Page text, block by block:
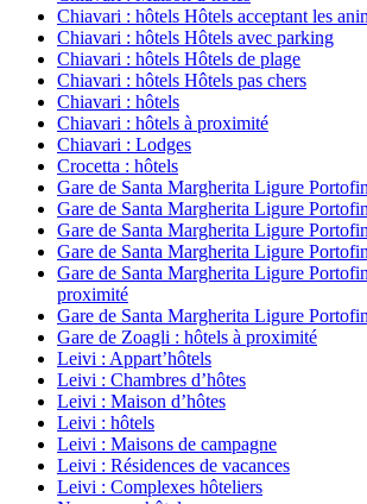
Chiavari : hôtels Hôtels acceptant les
Chiavari : hôtels Hôtels avec parking
Chiavari : hôtels Hôtels de plage
Chiavari : hôtels Hôtels pas chers
Chiavari : hôtels
Chiavari : hôtels à proximité
Chiavari : Lodges
Crocetta : hôtels
Gare de Santa Margherita Ligure
Gare de Santa Margherita Ligure
Gare de Santa Margherita Ligure
Gare de Santa Margherita Ligure
Gare de Santa Margherita Ligure
proximité
Gare de Santa Margherita Ligure
Gare de Zoagli : hôtels à proximité
Leivi : Appart’hôtels
Leivi : Chambres d’hôtes
Leivi : Maison d’hôtes
Leivi : hôtels
Leivi : Maisons de campagne
Leivi : Résidences de vacances
Leivi : Complexes hôteliers